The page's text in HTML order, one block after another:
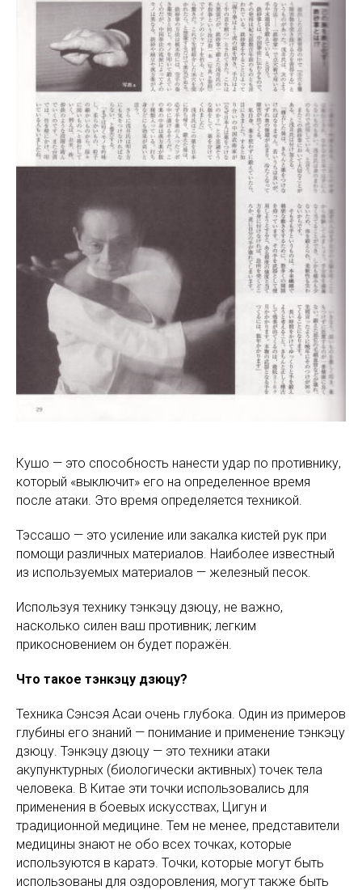
Кушо — это способность нанести удар по противнику,
который «выключит» его на определенное время
после атаки. Это время определяется техникой.
Тэссашо — это усиление или закалка кистей рук при
помощи различных материалов. Наиболее известный
из используемых материалов — железный песок.
Используя технику тэнкэцу дзюцу, не важно,
насколько силен ваш противник; легким
прикосновением он будет поражён.
Что такое тэнкэцу дзюцу?
Техника Сэнсэя Асаи очень глубока. Один из примеров
глубины его знаний — понимание и применение тэнкэцу
дзюцу. Тэнкэцу дзюцу — это техники атаки
акупунктурных (биологически активных) точек тела
человека. В Китае эти точки использовались для
применения в боевых искусствах, Цигун и
традиционной медицине. Тем не менее, представители
медицины знают не обо всех точках, которые
используются в каратэ. Точки, которые могут быть
использованы для оздоровления, могут также быть